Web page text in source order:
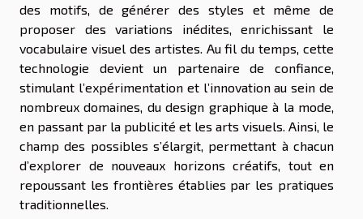
des motifs, de générer des styles et même de
proposer des variations inédites, enrichissant le
vocabulaire visuel des artistes. Au fil du temps, cette
technologie devient un partenaire de confiance,
stimulant l’expérimentation et l’innovation au sein de
nombreux domaines, du design graphique à la mode,
en passant par la publicité et les arts visuels. Ainsi, le
champ des possibles s’élargit, permettant à chacun
d’explorer de nouveaux horizons créatifs, tout en
repoussant les frontières établies par les pratiques
traditionnelles.